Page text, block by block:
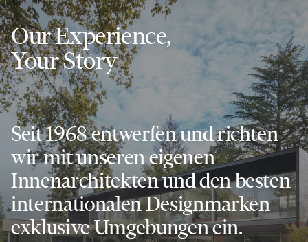
Our Experience,
Your Story
Seit 1968 entwerfen und richten
wir mit unseren eigenen
Innenarchitekten und den besten
internationalen Designmarken
exklusive Umgebungen ein.